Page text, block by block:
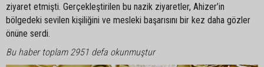
ziyaret etmişti. Gerçekleştirilen bu nazik ziyaretler, Ahizer’in
bölgedeki sevilen kişiliğini ve mesleki başarısını bir kez daha gözler
önüne serdi.
Bu haber toplam 2951 defa okunmuştur